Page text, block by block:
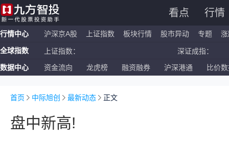
看点 行情
行情中心 沪深京A股 上证指数 板块行情 股市异动 专题
全球指数 上证指数： 深证成指：
恒生指数： 国企指数：
数据中心 资金流向 龙虎榜 融资融券 沪深港通 比价
首页 中际旭创 最新动态 正文
盘中新高!